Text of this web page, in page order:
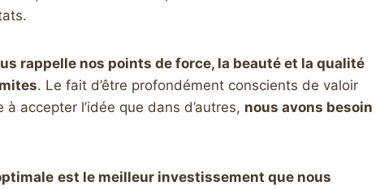
rappelle nos points de force, la beauté et la qualité
. Le fait d’être profondément conscients de valoir
accepter l’idée que dans d’autres, nous avons besoin
est le meilleur investissement que nous